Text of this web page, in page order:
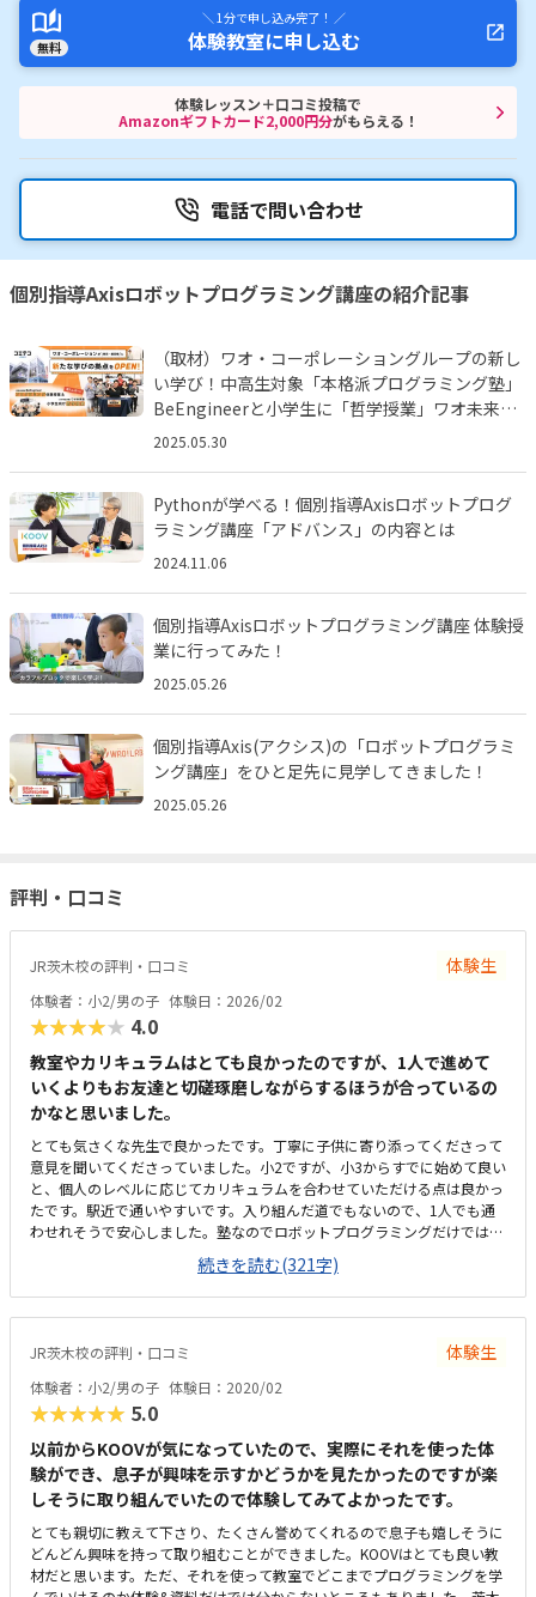
無料
＼ 1分で申し込み完了！ ／
体験教室に申し込む
体験レッスン＋口コミ投稿で
Amazonギフトカード2,000円分がもらえる！
電話で問い合わせ
個別指導Axisロボットプログラミング講座の紹介記事
（取材）ワオ・コーポレーショングループの新し
い学び！中高生対象「本格派プログラミング塾」
BeEngineerと小学生に「哲学授業」ワオ未来塾
とは!?
2025.05.30
Pythonが学べる！個別指導Axisロボットプログ
ラミング講座「アドバンス」の内容とは
2024.11.06
個別指導Axisロボットプログラミング講座 体験授
業に行ってみた！
2025.05.26
個別指導Axis(アクシス)の「ロボットプログラミ
ング講座」をひと足先に見学してきました！
2025.05.26
評判・口コミ
JR茨木校の評判・口コミ 体験生
体験者：小2/男の子 体験日：2026/02
★★★★★ 4.0
教室やカリキュラムはとても良かったのですが、1人で進めて
いくよりもお友達と切磋琢磨しながらするほうが合っているの
かなと思いました。
とても気さくな先生で良かったです。丁寧に子供に寄り添ってくださって
意見を聞いてくださっていました。小2ですが、小3からすでに始めて良い
と、個人のレベルに応じてカリキュラムを合わせていただける点は良かっ
たです。駅近で通いやすいです。入り組んだ道でもないので、1人でも通
わせれそうで安心しました。塾なのでロボットプログラミングだけではな
く、自習室を使って宿題をしてもらって良いと言っていただけた点が良か
ったです。通いやすい料金設定だと思います。他の習い事をしていても追
加で始めやすいかと思いました。今はロボットプログラミングだけを検討
していましたが、塾なので周りの先輩達の勉強する姿に感化されて勉強に
続きを読む(321字)
JR茨木校の評判・口コミ 体験生
体験者：小2/男の子 体験日：2020/02
★★★★★ 5.0
以前からKOOVが気になっていたので、実際にそれを使った体
験ができ、息子が興味を示すかどうかを見たかったのですが楽
しそうに取り組んでいたので体験してみてよかったです。
とても親切に教えて下さり、たくさん誉めてくれるので息子も嬉しそうに
どんどん興味を持って取り組むことができました。KOOVはとても良い教
材だと思います。ただ、それを使って教室でどこまでプログラミングを学